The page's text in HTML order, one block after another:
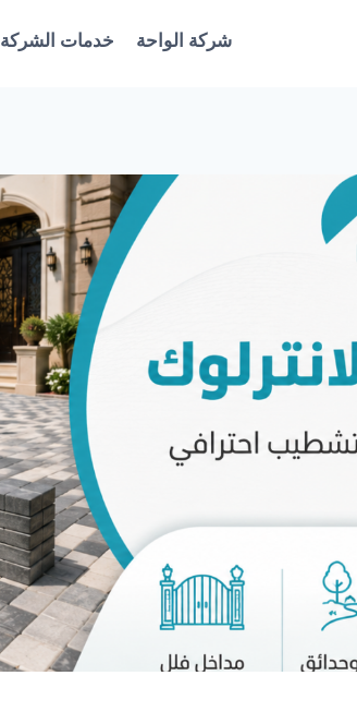
شركة الواحة خدمات الشركة